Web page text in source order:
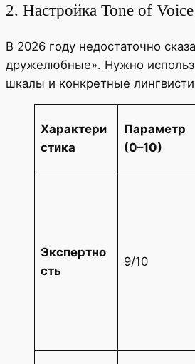
2. Настройка Tone of
В 2026 году недостаточно
дружелюбные». Нужно
шкалы и конкретные
Характери
стика
Параметр
(0–10)
Экспертно
сть
9/10